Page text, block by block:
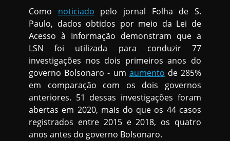
Como noticiado pelo jornal Folha de S.
Paulo, dados obtidos por meio da Lei de
Acesso à Informação demonstram que a
LSN foi utilizada para conduzir 77
investigações nos dois primeiros anos do
governo Bolsonaro - um aumento de 285%
em comparação com os dois governos
anteriores. 51 dessas investigações foram
abertas em 2020, mais do que os 44 casos
registrados entre 2015 e 2018, os quatro
anos antes do governo Bolsonaro.